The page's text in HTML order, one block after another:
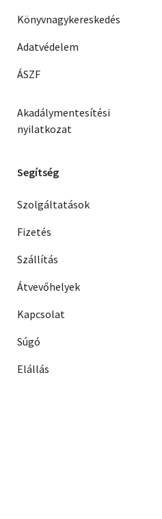
Könyvnagykereskedés
Adatvédelem
ÁSZF
Akadálymentesítési
nyilatkozat
Segítség
Szolgáltatások
Fizetés
Szállítás
Átvevőhelyek
Kapcsolat
Súgó
Elállás